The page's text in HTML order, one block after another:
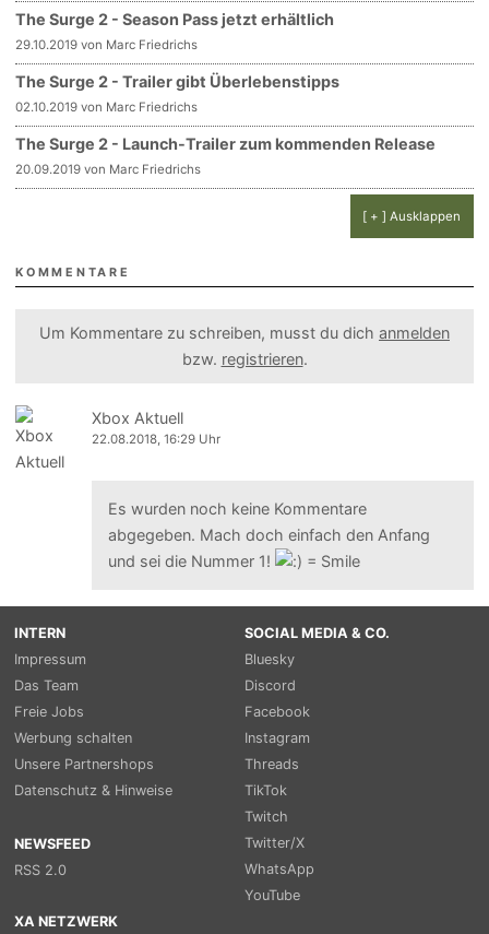
The Surge 2 - Season Pass jetzt erhältlich
29.10.2019 von Marc Friedrichs
The Surge 2 - Trailer gibt Überlebenstipps
02.10.2019 von Marc Friedrichs
The Surge 2 - Launch-Trailer zum kommenden Release
20.09.2019 von Marc Friedrichs
[ + ] Ausklappen
KOMMENTARE
Um Kommentare zu schreiben, musst du dich anmelden
bzw. registrieren.
Xbox Aktuell
22.08.2018, 16:29 Uhr
Es wurden noch keine Kommentare
abgegeben. Mach doch einfach den Anfang
und sei die Nummer 1!
INTERN
Impressum
Das Team
Freie Jobs
Werbung schalten
Unsere Partnershops
Datenschutz & Hinweise
NEWSFEED
RSS 2.0
SOCIAL MEDIA & CO.
Bluesky
Discord
Facebook
Instagram
Threads
TikTok
Twitch
Twitter/X
WhatsApp
YouTube
XA NETZWERK